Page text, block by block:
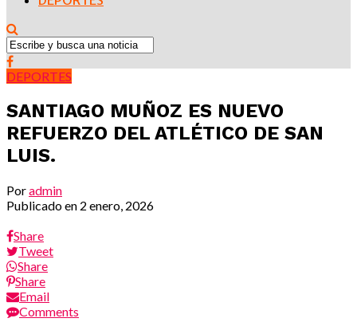
DEPORTES
SANTIAGO MUÑOZ ES NUEVO
REFUERZO DEL ATLÉTICO DE SAN
LUIS.
Poradmin
Publicado en 2 enero, 2026
Share
Tweet
Share
Share
Email
Comments